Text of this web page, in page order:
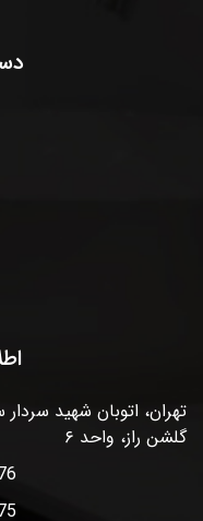
تهران، اتوبان شهید
گلشن راز، واحد ۶